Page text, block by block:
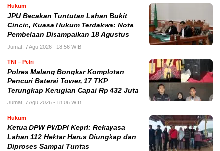
Hukum
JPU Bacakan Tuntutan Lahan Bukit
Cincin, Kuasa Hukum Terdakwa: Nota
Pembelaan Disampaikan 18 Agustus
Jumat, 7 Agu 2026 - 18:56 WIB
TNI – Polri
Polres Malang Bongkar Komplotan
Pencuri Baterai Tower, 17 TKP
Terungkap Kerugian Capai Rp 432 Juta
Jumat, 7 Agu 2026 - 18:06 WIB
Hukum
Ketua DPW PWDPI Kepri: Rekayasa
Lahan 112 Hektar Harus Diungkap dan
Diproses Sampai Tuntas